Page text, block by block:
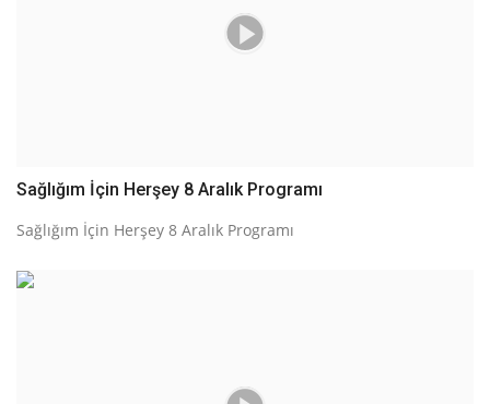
Sağlığım İçin Herşey 8 Aralık Programı
Sağlığım İçin Herşey 8 Aralık Programı